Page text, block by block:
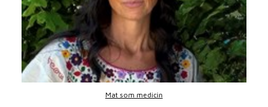
Mat som medicin